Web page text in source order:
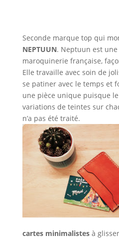
Seconde marque top qui
NEPTUUN. Neptuun est
maroquinerie française,
Elle travaille avec soin de
se patiner avec le temps et
une pièce unique puisque
variations de teintes sur
n’a pas été traité.
cartes minimalistesà